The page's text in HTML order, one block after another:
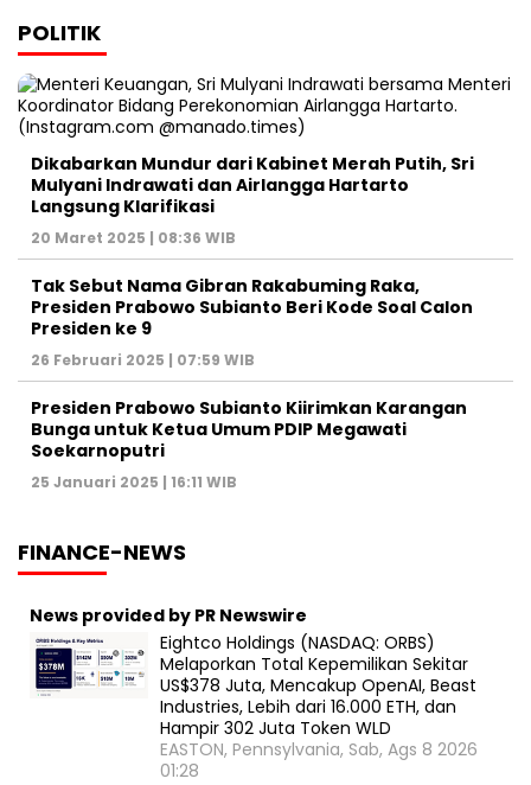
POLITIK
Dikabarkan Mundur dari Kabinet Merah Putih, Sri
Mulyani Indrawati dan Airlangga Hartarto
Langsung Klarifikasi
20 Maret 2025 | 08:36 WIB
Tak Sebut Nama Gibran Rakabuming Raka,
Presiden Prabowo Subianto Beri Kode Soal Calon
Presiden ke 9
26 Februari 2025 | 07:59 WIB
Presiden Prabowo Subianto Kiirimkan Karangan
Bunga untuk Ketua Umum PDIP Megawati
Soekarnoputri
25 Januari 2025 | 16:11 WIB
FINANCE-NEWS
News provided by PR Newswire
Eightco Holdings (NASDAQ: ORBS)
Melaporkan Total Kepemilikan Sekitar
US$378 Juta, Mencakup OpenAI, Beast
Industries, Lebih dari 16.000 ETH, dan
Hampir 302 Juta Token WLD
EASTON, Pennsylvania, Sab, Ags 8 2026
01:28